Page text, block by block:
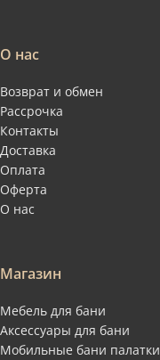
О нас
Возврат и обмен
Рассрочка
Контакты
Доставка
Оплата
Оферта
О нас
Магазин
Мебель для бани
Аксессуары для бани
Мобильные бани палатки